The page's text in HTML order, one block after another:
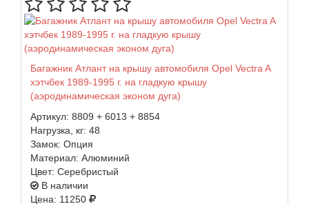
Багажник Атлант на крышу автомобиля Opel Vectra A
хэтчбек 1989-1995 г. на гладкую крышу
(аэродинамическая эконом дуга)
Артикул: 8809 + 6013 + 8854
Нагрузка, кг: 48
Замок: Опция
Материал: Алюминий
Цвет: Серебристый
В наличии
Цена: 11250